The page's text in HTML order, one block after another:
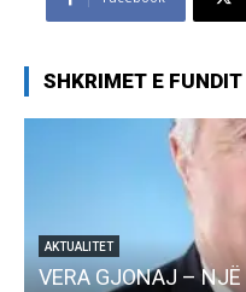
SHKRIMET E FUNDIT
– NJË EMËR I